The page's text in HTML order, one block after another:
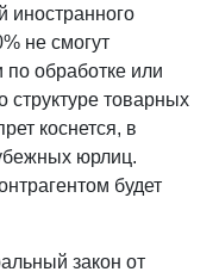
иностранного
не смогут
по обработке или
структуре товарных
коснется, в
юрлиц.
будет
закон от